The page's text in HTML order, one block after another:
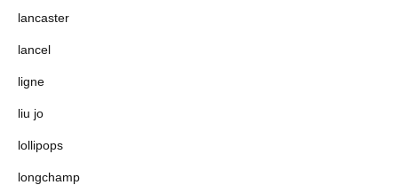
lancaster
lancel
ligne
liu jo
lollipops
longchamp